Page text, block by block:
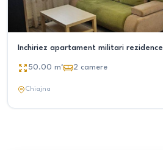
Inchiriez apartament militari rezidence
50.00 m² 2 camere
Chiajna